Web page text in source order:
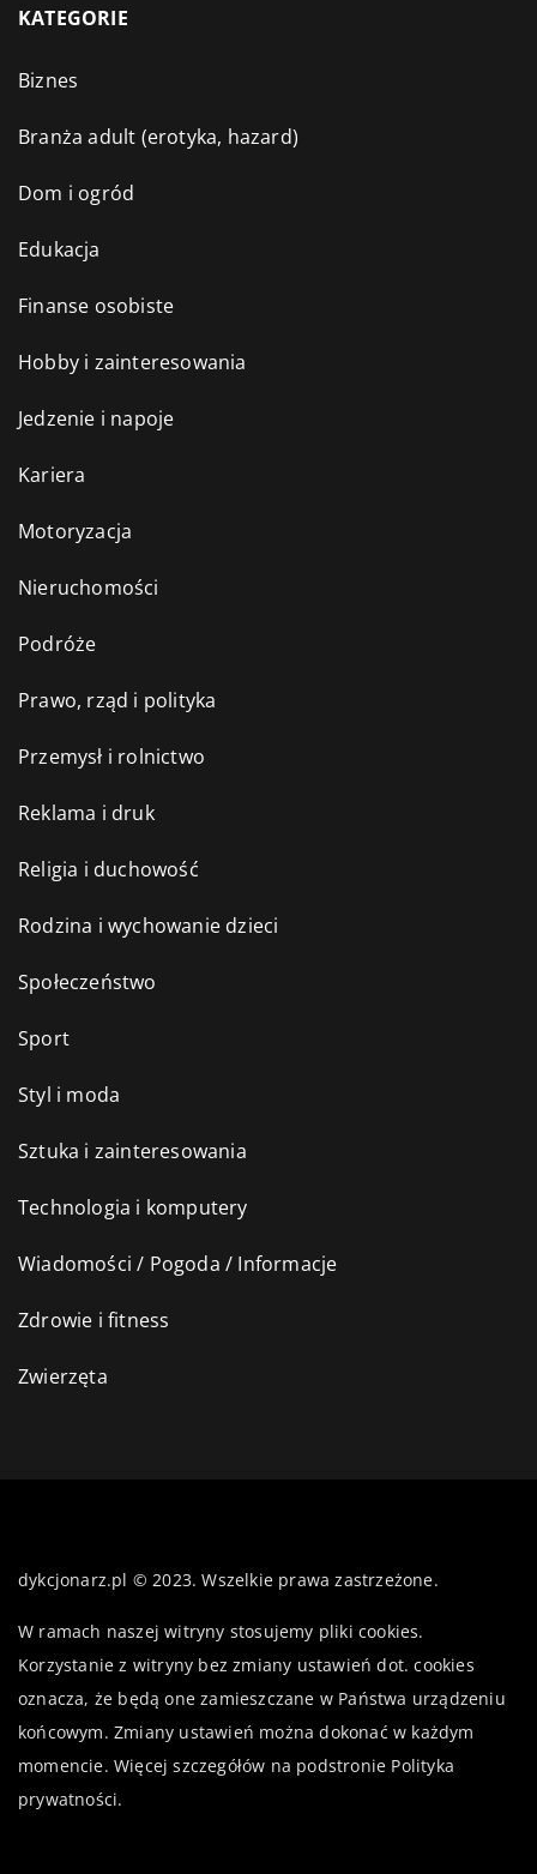
KATEGORIE
Biznes
Branża adult (erotyka, hazard)
Dom i ogród
Edukacja
Finanse osobiste
Hobby i zainteresowania
Jedzenie i napoje
Kariera
Motoryzacja
Nieruchomości
Podróże
Prawo, rząd i polityka
Przemysł i rolnictwo
Reklama i druk
Religia i duchowość
Rodzina i wychowanie dzieci
Społeczeństwo
Sport
Styl i moda
Sztuka i zainteresowania
Technologia i komputery
Wiadomości / Pogoda / Informacje
Zdrowie i fitness
Zwierzęta
dykcjonarz.pl © 2023. Wszelkie prawa zastrzeżone.
W ramach naszej witryny stosujemy pliki cookies.
Korzystanie z witryny bez zmiany ustawień dot. cookies
oznacza, że będą one zamieszczane w Państwa urządzeniu
końcowym. Zmiany ustawień można dokonać w każdym
momencie. Więcej szczegółów na podstronie Polityka
prywatności.